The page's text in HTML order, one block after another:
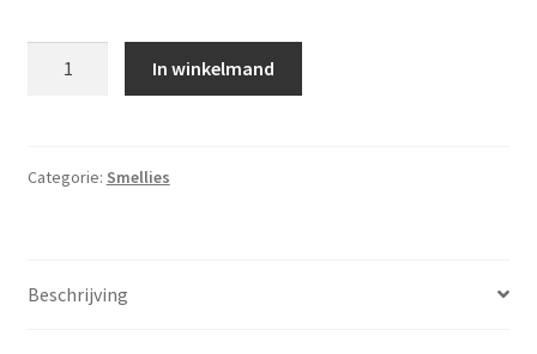
In winkelmand
Categorie: Smellies
Beschrijving